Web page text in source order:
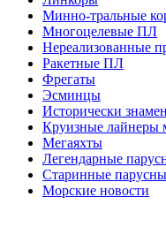
Минно-тральные
Многоцелевые ПЛ
Нереализованные
Ракетные ПЛ
Фрегаты
Эсминцы
Исторически
Круизные лайнеры
Мегаяхты
Легендарные
Старинные
Морские новости